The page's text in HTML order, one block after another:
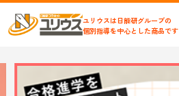
ユリウスは日能研グループの
個別指導を中心とした商品です